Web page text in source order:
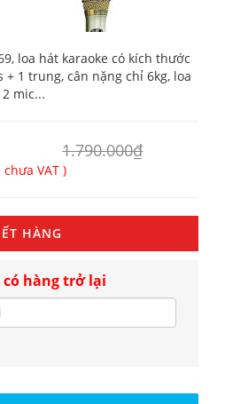
loa hát karaoke có kích thước
+ 1 trung, cân nặng chỉ 6kg, loa
mic...
1.790.000₫
chưa VAT )
HÀNG
hàng trở lại